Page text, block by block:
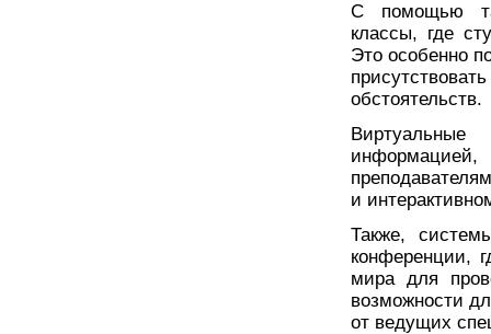
С помощью
классы, где
Это особенно
обстоятельств.
и
Также,
конференции,
мира для
возможности
от ведущих